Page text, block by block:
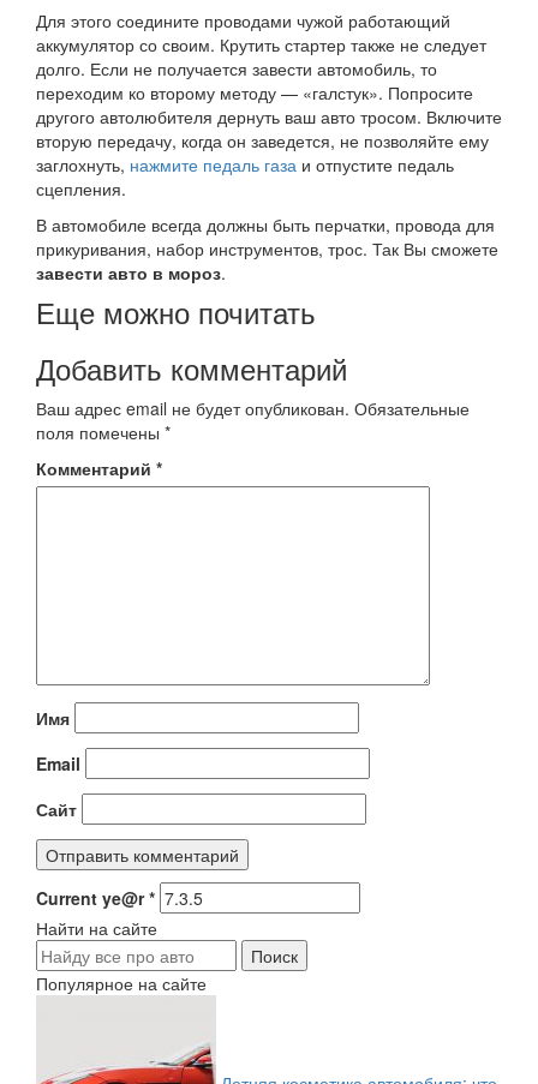
Для этого соедините проводами чужой работающий
аккумулятор со своим. Крутить стартер также не следует
долго. Если не получается завести автомобиль, то
переходим ко второму методу — «галстук». Попросите
другого автолюбителя дернуть ваш авто тросом. Включите
вторую передачу, когда он заведется, не позволяйте ему
заглохнуть, нажмите педаль газа и отпустите педаль
сцепления.
В автомобиле всегда должны быть перчатки, провода для
прикуривания, набор инструментов, трос. Так Вы сможете
завести авто в мороз.
Еще можно почитать
Добавить комментарий
Ваш адрес email не будет опубликован. Обязательные
поля помечены *
Комментарий *
Имя
Email
Сайт
Current ye@r*
Найти на сайте
Популярное на сайте